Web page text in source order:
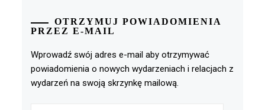
OTRZYMUJ POWIADOMIENIA
PRZEZ E-MAIL
Wprowadź swój adres e-mail aby otrzymywać
powiadomienia o nowych wydarzeniach i relacjach z
wydarzeń na swoją skrzynkę mailową.